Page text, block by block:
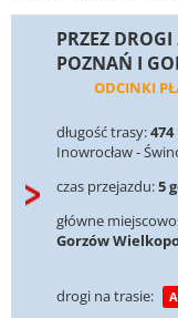
PRZEZ
POZNAŃ I
ODCINKI
długość trasy:
Inowrocław -
czas przejazdu:5
główne
Gorzów
drogi na trasie: